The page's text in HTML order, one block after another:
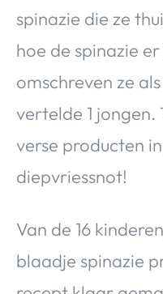
spinazie die ze
hoe de spinazie
omschreven ze
vertelde 1
verse producten
diepvriessnot!
Van de 16
blaadje spinazie